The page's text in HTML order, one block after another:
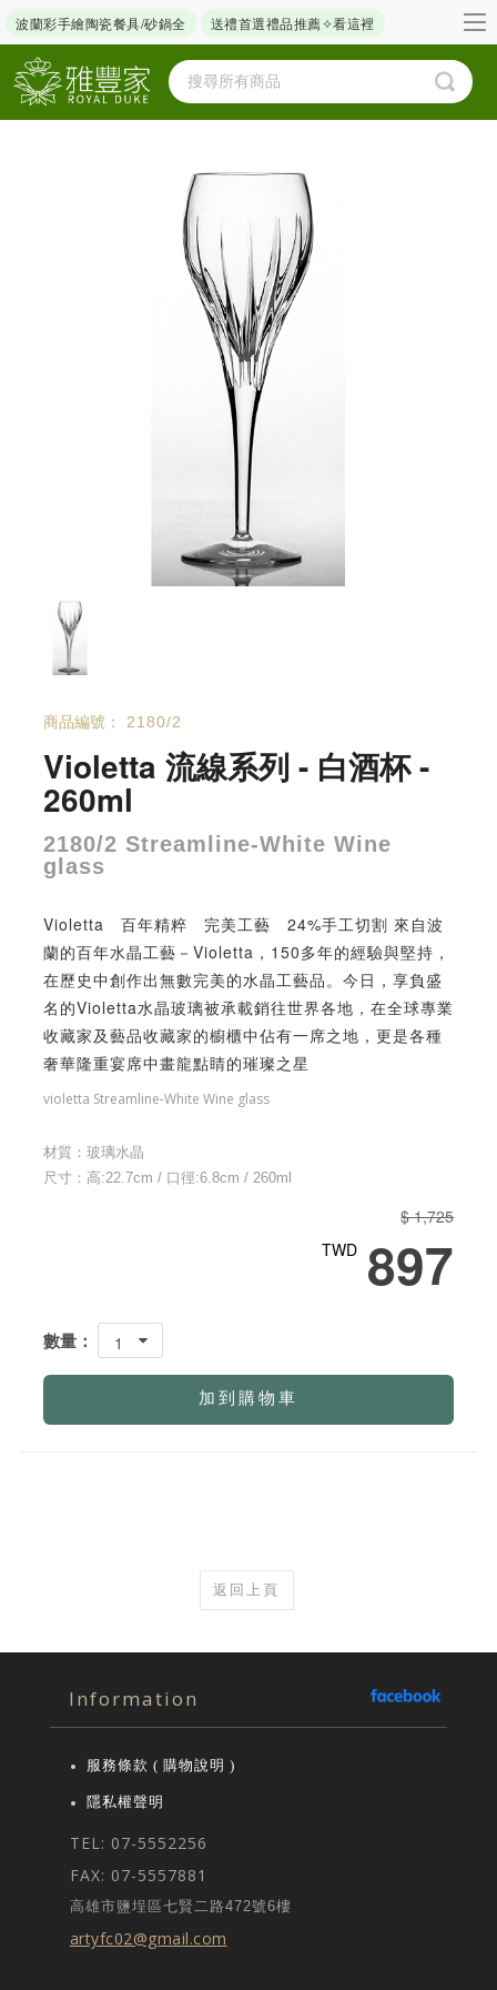
波蘭彩手繪陶瓷餐具/砂鍋全 送禮首選禮品推薦✧看這裡
商品編號： 2180/2
Violetta 流線系列 - 白酒杯 -
260ml
2180/2 Streamline-White Wine
glass
Violetta 百年精粹 完美工藝 24%手工切割 來自波
蘭的百年水晶工藝－Violetta，150多年的經驗與堅持，
在歷史中創作出無數完美的水晶工藝品。今日，享負盛
名的Violetta水晶玻璃被承載銷往世界各地，在全球專業
收藏家及藝品收藏家的櫥櫃中佔有一席之地，更是各種
奢華隆重宴席中畫龍點睛的璀璨之星
violetta Streamline-White Wine glass
材質：玻璃水晶
尺寸：高:22.7cm / 口徑:6.8cm / 260ml
$ 1,725
TWD 897
數量： 1
加到購物車
返回上頁
Information
服務條款 ( 購物說明 )
隱私權聲明
TEL: 07-5552256
FAX: 07-5557881
高雄市鹽埕區七賢二路472號6樓
artyfc02@gmail.com